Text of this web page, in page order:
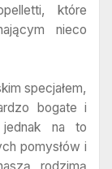
które
nieco
specjałem,
bogate i
jednak na to
pomysłów i